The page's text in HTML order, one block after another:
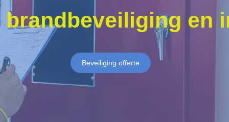
brandbeveiliging en
Beveiliging offerte